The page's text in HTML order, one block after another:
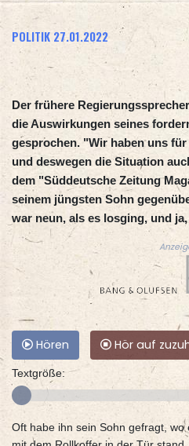
POLITIK 27.01.2022
Der frühere
die Auswirkungen seines
gesprochen. "Wir haben uns
und deswegen die Situation
dem "Süddeutsche Zeitung
seinem jüngsten Sohn
war neun, als es losging, und
Hören Hör auf
Textgröße:
Oft habe ihn sein Sohn gefragt,